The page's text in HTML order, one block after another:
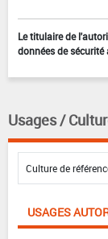
Le titulaire de
données de
Usages /
USAGES